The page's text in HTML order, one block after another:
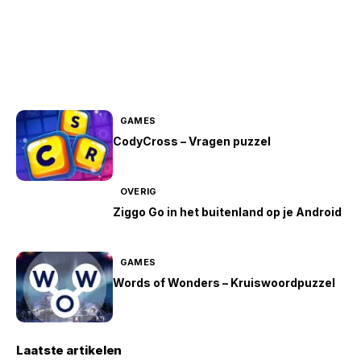
GAMES
CodyCross – Vragen puzzel
OVERIG
Ziggo Go in het buitenland op je Android
GAMES
Words of Wonders – Kruiswoordpuzzel
Laatste artikelen